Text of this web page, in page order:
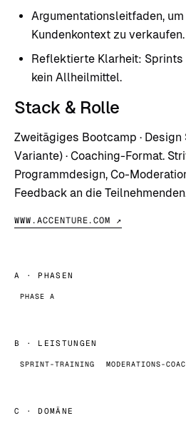
Argumentationsleitfaden,
Kundenkontext zu verkaufen.
Reflektierte Klarheit: Sprints
kein Allheilmittel.
Stack & Rolle
Zweitägiges Bootcamp ·
Variante) · Coaching-Format.
Programmdesign, Co-
Feedback an die
WWW.ACCENTURE.COM ↗
A · PHASEN
PHASE A
B · LEISTUNGEN
SPRINT-TRAINING MODERATIONS-
C · DOMÄNE